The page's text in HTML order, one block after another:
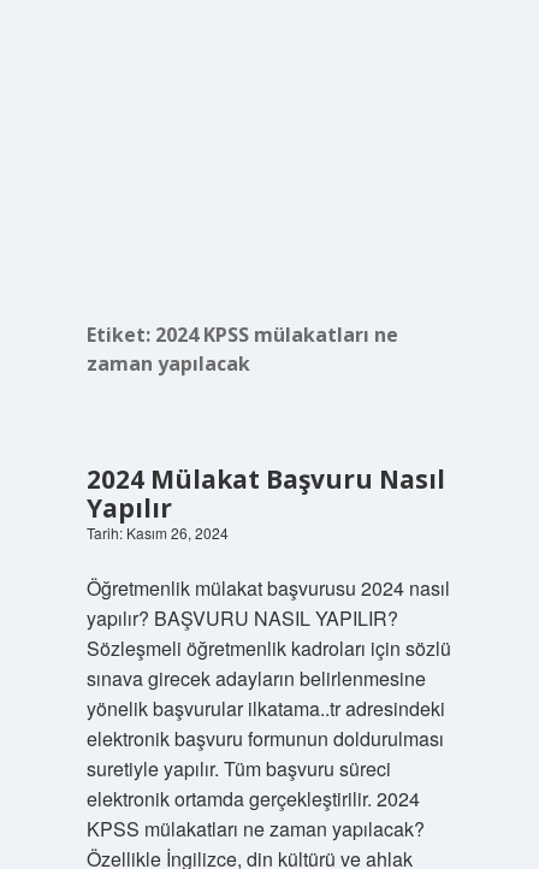
Etiket: 2024 KPSS mülakatları ne
zaman yapılacak
2024 Mülakat Başvuru Nasıl
Yapılır
Tarih: Kasım 26, 2024
Öğretmenlik mülakat başvurusu 2024 nasıl
yapılır? BAŞVURU NASIL YAPILIR?
Sözleşmeli öğretmenlik kadroları için sözlü
sınava girecek adayların belirlenmesine
yönelik başvurular ilkatama..tr adresindeki
elektronik başvuru formunun doldurulması
suretiyle yapılır. Tüm başvuru süreci
elektronik ortamda gerçekleştirilir. 2024
KPSS mülakatları ne zaman yapılacak?
Özellikle İngilizce, din kültürü ve ahlak